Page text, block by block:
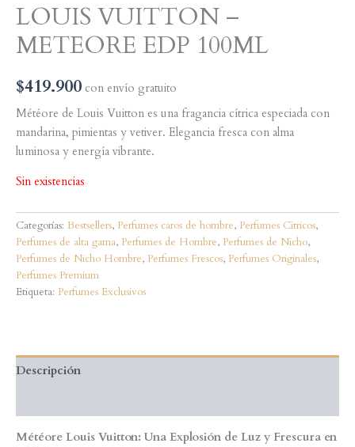
LOUIS VUITTON –
METEORE EDP 100ML
$419.900 con envío gratuito
Météore de Louis Vuitton es una fragancia cítrica especiada con
mandarina, pimientas y vetiver. Elegancia fresca con alma
luminosa y energía vibrante.
Sin existencias
Categorías: Bestsellers, Perfumes caros de hombre, Perfumes Citricos,
Perfumes de alta gama, Perfumes de Hombre, Perfumes de Nicho,
Perfumes de Nicho Hombre, Perfumes Frescos, Perfumes Originales,
Perfumes Premium
Etiqueta: Perfumes Exclusivos
Descripción
Météore Louis Vuitton: Una Explosión de Luz y Frescura en